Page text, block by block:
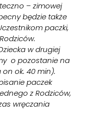
– zimowej
będzie także
paczki,
w drugiej
o pozostanie na
ok. 40 min).
paczek
z Rodziców,
wręczania